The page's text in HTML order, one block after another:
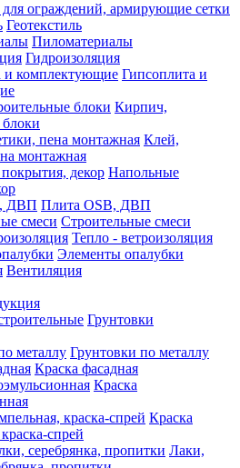
для ограждений, армирующие сетки
Геотекстиль
Пиломатериалы
Гидроизоляция
Гипсоплита и
Кирпич,
Клей,
монтажная
Напольные
Плита OSB, ДВП
Строительные смеси
Тепло - ветроизоляция
Элементы опалубки
Вентиляция
Грунтовки
Грунтовки по металлу
Краска фасадная
Краска
Краска
спрей
Лаки,